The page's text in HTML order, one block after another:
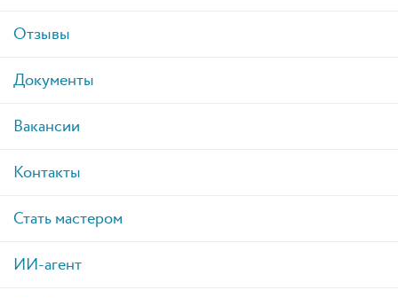
Отзывы
Документы
Вакансии
Контакты
Стать мастером
ИИ-агент